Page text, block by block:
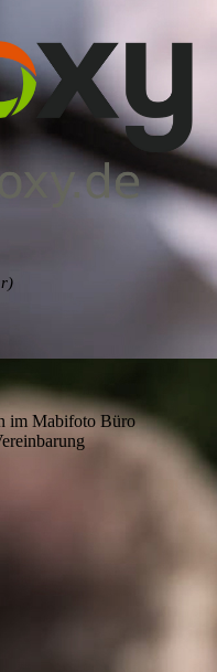
im Mabifoto Büro